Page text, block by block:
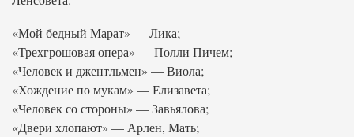
«Мой бедный Марат» — Лика;
«Трехгрошовая опера» — Полли Пичем;
«Человек и джентльмен» — Виола;
«Хождение по мукам» — Елизавета;
«Человек со стороны» — Завьялова;
«Двери хлопают» — Арлен, Мать;